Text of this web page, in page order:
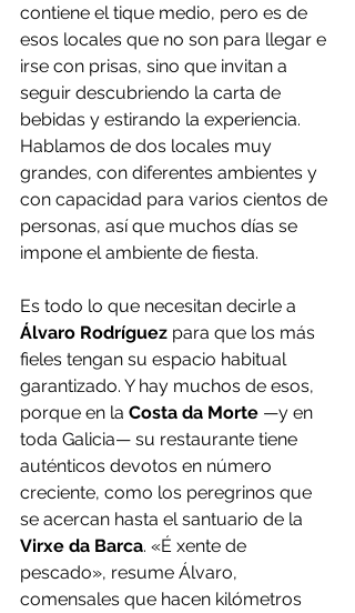
contiene el tique medio, pero es de
esos locales que no son para llegar e
irse con prisas, sino que invitan a
seguir descubriendo la carta de
bebidas y estirando la experiencia.
Hablamos de dos locales muy
grandes, con diferentes ambientes y
con capacidad para varios cientos de
personas, así que muchos días se
impone el ambiente de fiesta.
Es todo lo que necesitan decirle a
Álvaro Rodríguez para que los más
fieles tengan su espacio habitual
garantizado. Y hay muchos de esos,
porque en la Costa da Morte —y en
toda Galicia— su restaurante tiene
auténticos devotos en número
creciente, como los peregrinos que
se acercan hasta el santuario de la
Virxe da Barca. «É xente de
pescado», resume Álvaro,
comensales que hacen kilómetros